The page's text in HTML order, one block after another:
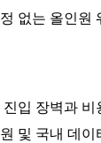
없는 올인원
진입 장벽과 비
및 국내 데이